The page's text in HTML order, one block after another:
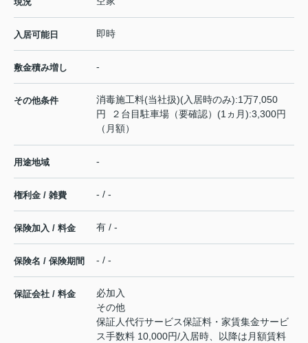
入居可能日 即時
敷金積み増し -
その他条件
消毒施工料(当社扱)(入居時のみ):1万7,050
円 ２台目駐車場（要確認）(1ヵ月):3,300円
（月額）
用途地域 -
権利金 / 雑費 - / -
保険加入 / 料金 有 / -
保険名 / 保険期間 - / -
保証会社 / 料金
必加入
その他
保証人代行サービス保証料・家賃集金サービ
ス手数料 10,000円/入居時、以降は月額賃料